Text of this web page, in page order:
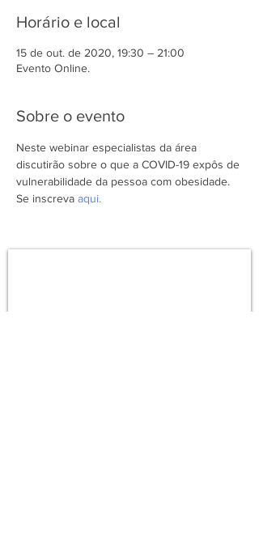
Horário e local
15 de out. de 2020, 19:30 – 21:00
Evento Online.
Sobre o evento
Neste webinar especialistas da área
discutirão sobre o que a COVID-19 expôs de
vulnerabilidade da pessoa com obesidade.
Se inscreva aqui.